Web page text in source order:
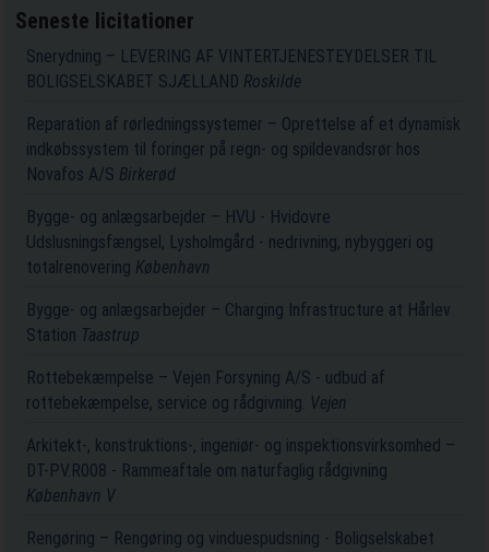
Seneste licitationer
Snerydning – LEVERING AF VINTERTJENESTEYDELSER TIL
BOLIGSELSKABET SJÆLLAND Roskilde
Reparation af rørledningssystemer – Oprettelse af et dynamisk
indkøbssystem til foringer på regn- og spildevandsrør hos
Novafos A/S Birkerød
Bygge- og anlægsarbejder – HVU - Hvidovre
Udslusningsfængsel, Lysholmgård - nedrivning, nybyggeri og
totalrenovering København
Bygge- og anlægsarbejder – Charging Infrastructure at Hårlev
Station Taastrup
Rottebekæmpelse – Vejen Forsyning A/S - udbud af
rottebekæmpelse, service og rådgivning. Vejen
Arkitekt-, konstruktions-, ingeniør- og inspektionsvirksomhed –
DT-PV.R008 - Rammeaftale om naturfaglig rådgivning
København V
Rengøring – Rengøring og vinduespudsning - Boligselskabet